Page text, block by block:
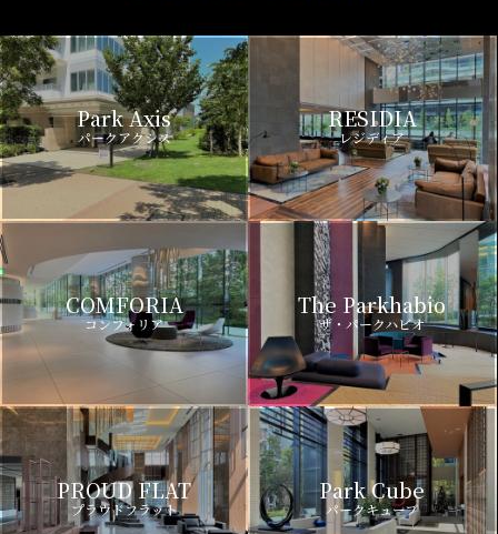
Park Axis
パークアクシス
RESIDIA
レジディア
COMFORIA
コンフォリア
The Parkhabio
ザ・パークハビオ
PROUD FLAT
プラウドフラット
Park Cube
パークキューブ